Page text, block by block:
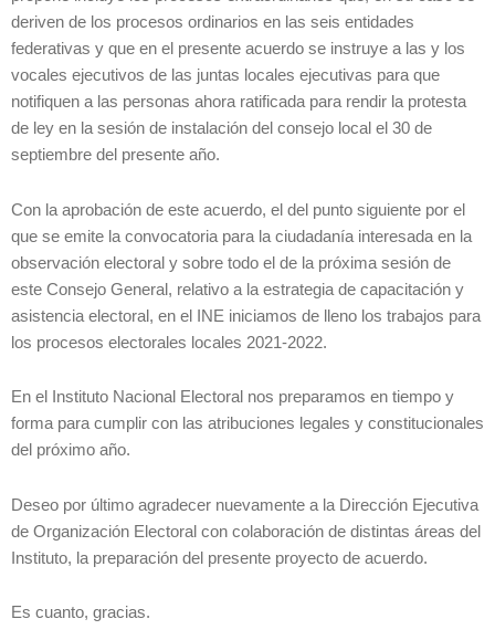
deriven de los procesos ordinarios en las seis entidades
federativas y que en el presente acuerdo se instruye a las y los
vocales ejecutivos de las juntas locales ejecutivas para que
notifiquen a las personas ahora ratificada para rendir la protesta
de ley en la sesión de instalación del consejo local el 30 de
septiembre del presente año.
Con la aprobación de este acuerdo, el del punto siguiente por el
que se emite la convocatoria para la ciudadanía interesada en la
observación electoral y sobre todo el de la próxima sesión de
este Consejo General, relativo a la estrategia de capacitación y
asistencia electoral, en el INE iniciamos de lleno los trabajos para
los procesos electorales locales 2021-2022.
En el Instituto Nacional Electoral nos preparamos en tiempo y
forma para cumplir con las atribuciones legales y constitucionales
del próximo año.
Deseo por último agradecer nuevamente a la Dirección Ejecutiva
de Organización Electoral con colaboración de distintas áreas del
Instituto, la preparación del presente proyecto de acuerdo.
Es cuanto, gracias.